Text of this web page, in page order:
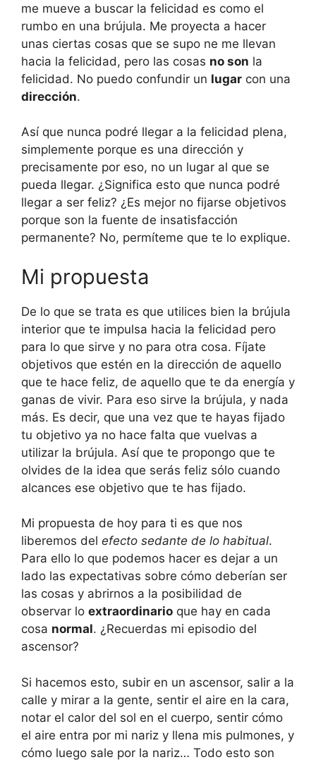
me mueve a buscar la felicidad es como el
rumbo en una brújula. Me proyecta a hacer
unas ciertas cosas que se supo ne me llevan
hacia la felicidad, pero las cosas no son la
felicidad. No puedo confundir un lugar con una
dirección.
Así que nunca podré llegar a la felicidad plena,
simplemente porque es una dirección y
precisamente por eso, no un lugar al que se
pueda llegar. ¿Significa esto que nunca podré
llegar a ser feliz? ¿Es mejor no fijarse objetivos
porque son la fuente de insatisfacción
permanente? No, permíteme que te lo explique.
Mi propuesta
De lo que se trata es que utilices bien la brújula
interior que te impulsa hacia la felicidad pero
para lo que sirve y no para otra cosa. Fíjate
objetivos que estén en la dirección de aquello
que te hace feliz, de aquello que te da energía y
ganas de vivir. Para eso sirve la brújula, y nada
más. Es decir, que una vez que te hayas fijado
tu objetivo ya no hace falta que vuelvas a
utilizar la brújula. Así que te propongo que te
olvides de la idea que serás feliz sólo cuando
alcances ese objetivo que te has fijado.
Mi propuesta de hoy para ti es que nos
liberemos del efecto sedante de lo habitual.
Para ello lo que podemos hacer es dejar a un
lado las expectativas sobre cómo deberían ser
las cosas y abrirnos a la posibilidad de
observar lo extraordinario que hay en cada
cosa normal. ¿Recuerdas mi episodio del
ascensor?
Si hacemos esto, subir en un ascensor, salir a la
calle y mirar a la gente, sentir el aire en la cara,
notar el calor del sol en el cuerpo, sentir cómo
el aire entra por mi nariz y llena mis pulmones, y
cómo luego sale por la nariz… Todo esto son